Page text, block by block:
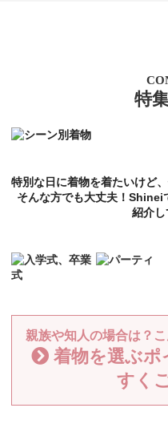
特
特別な日に着物を着たいけど
そんな方でも大丈夫！Shinei
紹介し
親族や知人の場合は？
着物を選ぶ
すく